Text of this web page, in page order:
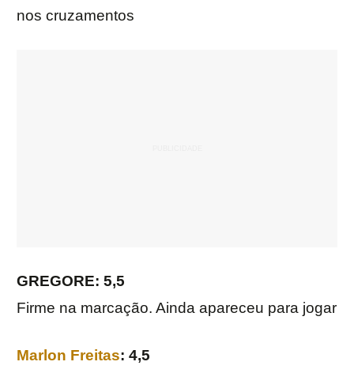
nos cruzamentos
GREGORE: 5,5
Firme na marcação. Ainda apareceu para jogar
Marlon Freitas: 4,5